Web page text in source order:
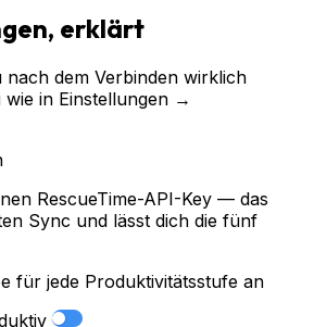
erklärt
nach dem Verbinden wirklich
in Einstellungen →
RescueTime-API-Key — das
Sync und lässt dich die fünf
für jede Produktivitätsstufe an